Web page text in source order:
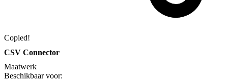
Copied!
CSV Connector
Maatwerk
Beschikbaar voor: